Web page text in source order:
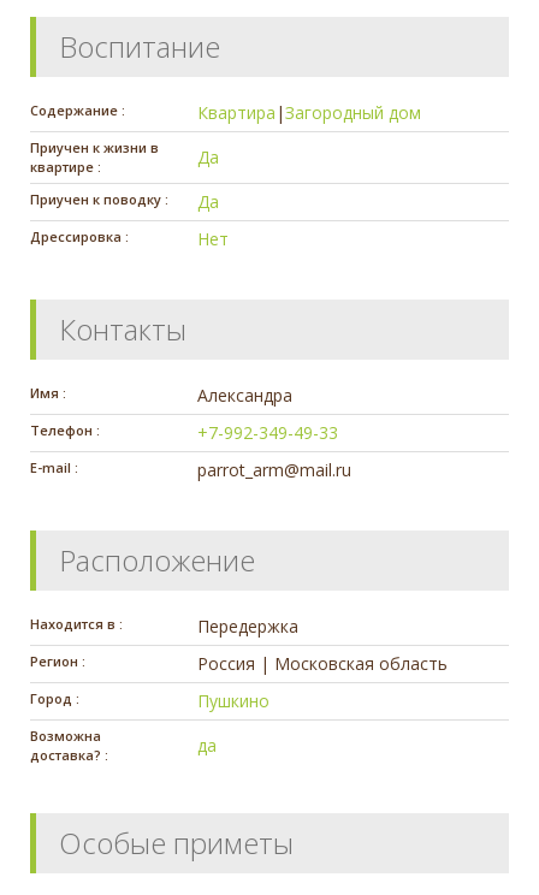
Воспитание
Содержание : Квартира |Загородный дом
Приучен к жизни в
квартире :
Да
Приучен к поводку : Да
Дрессировка : Нет
Контакты
Имя : Александра
Телефон : +7-992-349-49-33
E-mail : parrot_arm@mail.ru
Расположение
Находится в : Передержка
Регион : Россия | Московская область
Город : Пушкино
Возможна
доставка? :
да
Особые приметы